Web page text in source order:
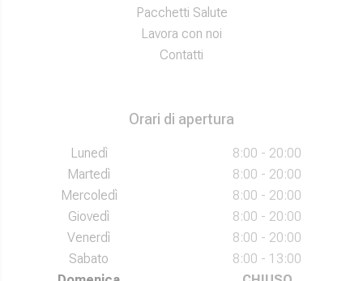
Pacchetti Salute
Lavora con noi
Contatti
Orari di apertura
Lunedì
8:00 - 20:00
Martedì
8:00 - 20:00
Mercoledì
8:00 - 20:00
Giovedì
8:00 - 20:00
Venerdì
8:00 - 20:00
Sabato
8:00 - 13:00